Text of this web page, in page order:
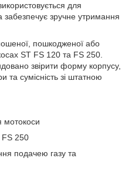
для
зручне утримання
пошкодженої або
ST FS 120 та FS 250.
звірити форму корпусу,
та сумісність зі штатною
мотокоси
FS 250
подачею газу та